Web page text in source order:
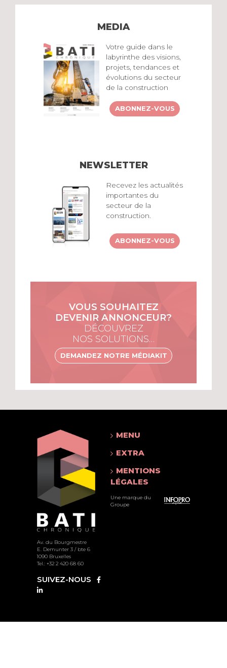
MEDIA
Votre guide dans le
labyrinthe des visions,
projets, tendances et
évolutions du secteur
de la construction
ABONNEZ-VOUS
NEWSLETTER
Recevez les actualités
importantes du
secteur de la
construction.
ABONNEZ-VOUS
VOUS SOUHAITEZ
DEVENIR ANNONCEUR?
DÉCOUVREZ
NOS SOLUTIONS…
DEMANDEZ NOTRE MÉDIAKIT
Av. du Bourgmestre
E. Demunter 3 / bte 6
1090 Bruxelles
Tel.: +32 2 420 68 60
SUIVEZ-NOUS
MENU
EXTRA
MENTIONS
LÉGALES
Une marque du
Groupe